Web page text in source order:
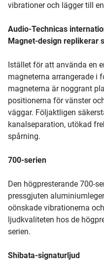
vibrationer och lägger till
Audio-Technicas
Magnet-design replikerar
Istället för att använda en
magneterna arrangerade i
magneterna är noggrant
positionerna för vänster
väggar. Följaktligen
kanalseparation, utökad
spårning.
700-serien
Den högpresterande 700-
pressgjuten
oönskade vibrationerna
ljudkvaliteten hos de
serien.
Shibata-signaturljud